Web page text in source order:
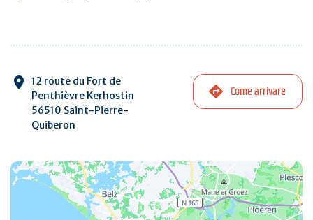
12 route du Fort de
Penthièvre Kerhostin
56510 Saint-Pierre-
Quiberon
Come arrivare